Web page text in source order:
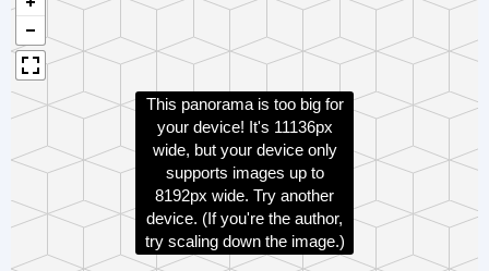
This panorama is too big for
your device! It's 11136px
wide, but your device only
supports images up to
8192px wide. Try another
device. (If you're the author,
try scaling down the image.)